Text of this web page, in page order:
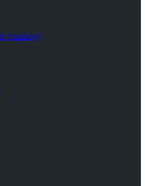
(hosting)